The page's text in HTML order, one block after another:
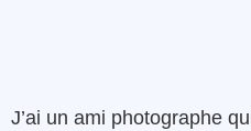
J’ai un ami photographe